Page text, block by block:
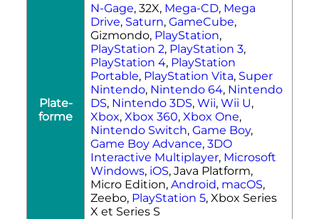
Plate-
forme
N-Gage, 32X, Mega-CD, Mega
Drive, Saturn, GameCube,
Gizmondo, PlayStation,
PlayStation 2, PlayStation 3,
PlayStation 4, PlayStation
Portable, PlayStation Vita, Super
Nintendo, Nintendo 64, Nintendo
DS, Nintendo 3DS, Wii, Wii U,
Xbox, Xbox 360, Xbox One,
Nintendo Switch, Game Boy,
Game Boy Advance, 3DO
Interactive Multiplayer, Microsoft
Windows, iOS, Java Platform,
Micro Edition, Android, macOS,
Zeebo, PlayStation 5, Xbox Series
X et Series S